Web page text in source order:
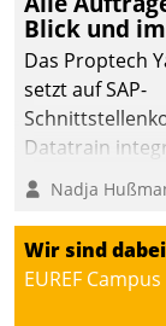
Blick und
Das Proptech
setzt auf SAP-
Datatrain
Yarowas Portal
Vergabe und
von Aufträgen
operativen
Instandhaltung
Nadja
Wir sind dabei
EUREF